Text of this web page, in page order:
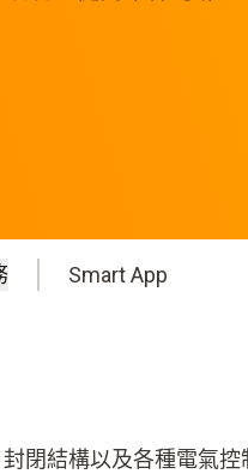
Smart App
閉結構以及各種電氣控